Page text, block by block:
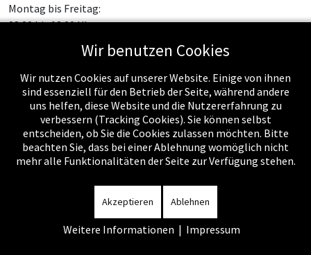
Montag bis Freitag:
08:00 bis 12:00 Uhr
Wir benutzen Cookies
Wir nutzen Cookies auf unserer Website. Einige von ihnen
sind essenziell für den Betrieb der Seite, während andere
uns helfen, diese Website und die Nutzererfahrung zu
verbessern (Tracking Cookies). Sie können selbst
entscheiden, ob Sie die Cookies zulassen möchten. Bitte
beachten Sie, dass bei einer Ablehnung womöglich nicht
mehr alle Funktionalitäten der Seite zur Verfügung stehen.
Akzeptieren Ablehnen
Weitere Informationen | Impressum